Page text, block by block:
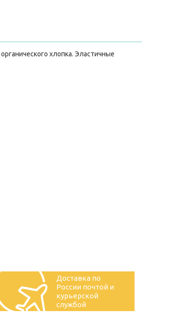
хлопка. Эластичные
Доставка по
России почтой и
курьерской
службой